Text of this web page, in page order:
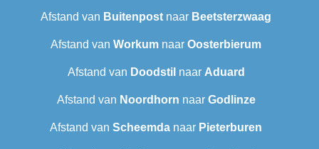
Afstand van Buitenpost naar Beetsterzwaag
Afstand van Workum naar Oosterbierum
Afstand van Doodstil naar Aduard
Afstand van Noordhorn naar Godlinze
Afstand van Scheemda naar Pieterburen